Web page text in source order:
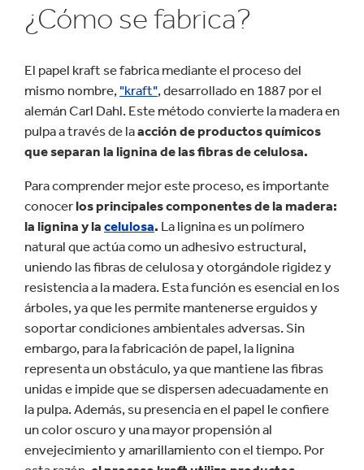
¿Cómo se fabrica?
El papel kraft se fabrica mediante el proceso del
mismo nombre, "kraft", desarrollado en 1887 por el
alemán Carl Dahl. Este método convierte la madera en
pulpa a través de laacción de productos químicos
que separan la lignina de las fibras de celulosa.
Para comprender mejor este proceso, es importante
conocer los principales componentes de la madera:
la lignina y la celulosa. La lignina es un polímero
natural que actúa como un adhesivo estructural,
uniendo las fibras de celulosa y otorgándole rigidez y
resistencia a la madera. Esta función es esencial en los
árboles, ya que les permite mantenerse erguidos y
soportar condiciones ambientales adversas. Sin
embargo, para la fabricación de papel, la lignina
representa un obstáculo, ya que mantiene las fibras
unidas e impide que se dispersen adecuadamente en
la pulpa. Además, su presencia en el papel le confiere
un color oscuro y una mayor propensión al
envejecimiento y amarillamiento con el tiempo. Por